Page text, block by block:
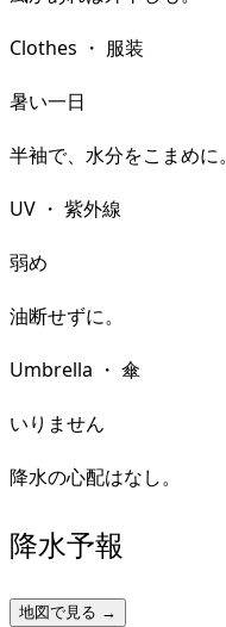
Clothes ・ 服装
暑い一日
半袖で、水分をこまめに。
UV ・ 紫外線
弱め
油断せずに。
Umbrella ・ 傘
いりません
降水の心配はなし。
降水予報
地図で見る →